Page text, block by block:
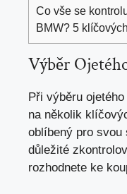
Co vše se
BMW? 5
Výběr
Při výběru
na několik
oblíbený pro svou
důležité
rozhodnete ke